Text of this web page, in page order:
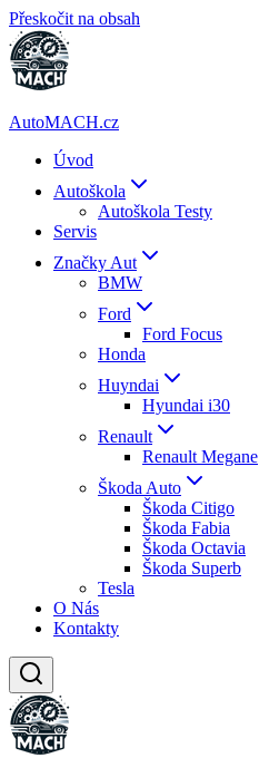
Přeskočit na obsah
AutoMACH.cz
Úvod
Autoškola
Autoškola Testy
Servis
Značky Aut
BMW
Ford
Ford Focus
Honda
Huyndai
Hyundai i30
Renault
Renault Megane
Škoda Auto
Škoda Citigo
Škoda Fabia
Škoda Octavia
Škoda Superb
Tesla
O Nás
Kontakty